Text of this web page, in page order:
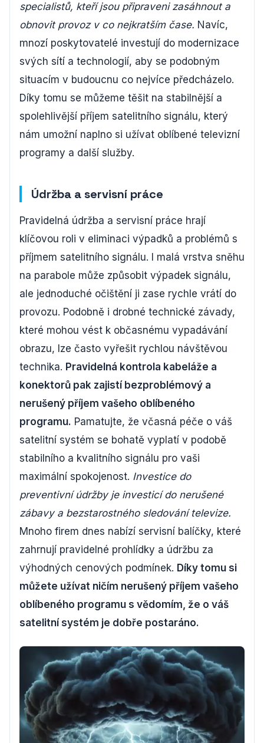
specialistů, kteří jsou připraveni zasáhnout a
obnovit provoz v co nejkratším čase. Navíc,
mnozí poskytovatelé investují do modernizace
svých sítí a technologií, aby se podobným
situacím v budoucnu co nejvíce předcházelo.
Díky tomu se můžeme těšit na stabilnější a
spolehlivější příjem satelitního signálu, který
nám umožní naplno si užívat oblíbené televizní
programy a další služby.
Údržba a servisní práce
Pravidelná údržba a servisní práce hrají
klíčovou roli v eliminaci výpadků a problémů s
příjmem satelitního signálu. I malá vrstva sněhu
na parabole může způsobit výpadek signálu,
ale jednoduché očištění ji zase rychle vrátí do
provozu. Podobně i drobné technické závady,
které mohou vést k občasnému vypadávání
obrazu, lze často vyřešit rychlou návštěvou
technika. Pravidelná kontrola kabeláže a
konektorů pak zajistí bezproblémový a
nerušený příjem vašeho oblíbeného
programu. Pamatujte, že včasná péče o váš
satelitní systém se bohatě vyplatí v podobě
stabilního a kvalitního signálu pro vaši
maximální spokojenost. Investice do
preventivní údržby je investicí do nerušené
zábavy a bezstarostného sledování televize.
Mnoho firem dnes nabízí servisní balíčky, které
zahrnují pravidelné prohlídky a údržbu za
výhodných cenových podmínek. Díky tomu si
můžete užívat ničím nerušený příjem vašeho
oblíbeného programu s vědomím, že o váš
satelitní systém je dobře postaráno.